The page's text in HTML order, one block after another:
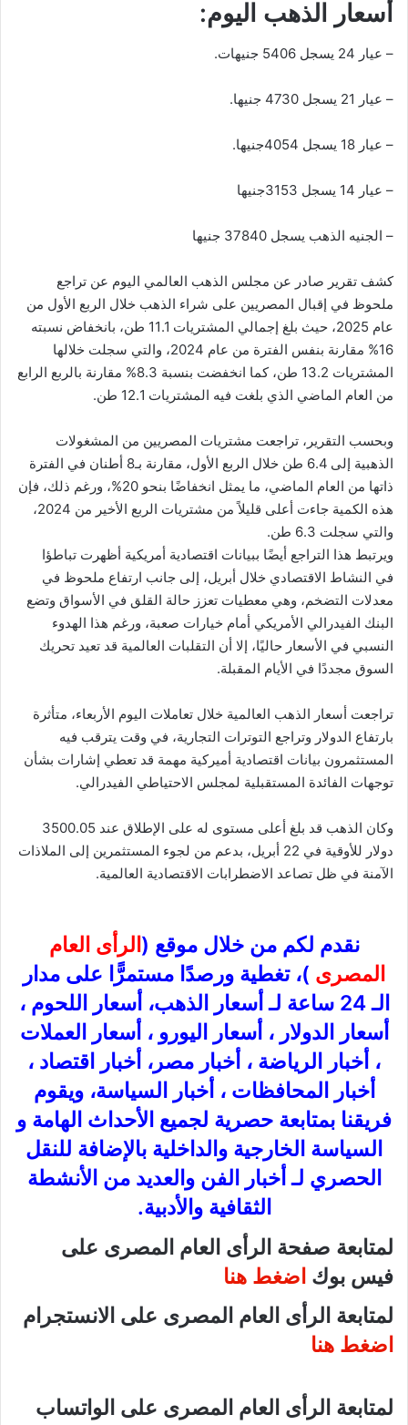
أسعار الذهب اليوم:
– عيار 24 يسجل 5406 جنيهات.
– عيار 21 يسجل 4730 جنيها.
– عيار 18 يسجل 4054جنيها.
– عيار 14 يسجل 3153جنيها
– الجنيه الذهب يسجل 37840 جنيها
كشف تقرير صادر عن مجلس الذهب العالمي اليوم عن تراجع
ملحوظ في إقبال المصريين على شراء الذهب خلال الربع الأول من
عام 2025، حيث بلغ إجمالي المشتريات 11.1 طن، بانخفاض نسبته
16% مقارنة بنفس الفترة من عام 2024، والتي سجلت خلالها
المشتريات 13.2 طن، كما انخفضت بنسبة 8.3% مقارنة بالربع الرابع
من العام الماضي الذي بلغت فيه المشتريات 12.1 طن.
وبحسب التقرير، تراجعت مشتريات المصريين من المشغولات
الذهبية إلى 6.4 طن خلال الربع الأول، مقارنة بـ8 أطنان في الفترة
ذاتها من العام الماضي، ما يمثل انخفاضًا بنحو 20%، ورغم ذلك، فإن
هذه الكمية جاءت أعلى قليلاً من مشتريات الربع الأخير من 2024،
والتي سجلت 6.3 طن.
ويرتبط هذا التراجع أيضًا ببيانات اقتصادية أمريكية أظهرت تباطؤا
في النشاط الاقتصادي خلال أبريل، إلى جانب ارتفاع ملحوظ في
معدلات التضخم، وهي معطيات تعزز حالة القلق في الأسواق وتضع
البنك الفيدرالي الأمريكي أمام خيارات صعبة، ورغم هذا الهدوء
النسبي في الأسعار حاليًا، إلا أن التقلبات العالمية قد تعيد تحريك
السوق مجددًا في الأيام المقبلة.
تراجعت أسعار الذهب العالمية خلال تعاملات اليوم الأربعاء، متأثرة
بارتفاع الدولار وتراجع التوترات التجارية، في وقت يترقب فيه
المستثمرون بيانات اقتصادية أميركية مهمة قد تعطي إشارات بشأن
توجهات الفائدة المستقبلية لمجلس الاحتياطي الفيدرالي.
وكان الذهب قد بلغ أعلى مستوى له على الإطلاق عند 3500.05
دولار للأوقية في 22 أبريل، بدعم من لجوء المستثمرين إلى الملاذات
الآمنة في ظل تصاعد الاضطرابات الاقتصادية العالمية.
نقدم لكم من خلال موقع ( الرأى العام
المصرى )، تغطية ورصدًا مستمرًّا على مدار
الـ 24 ساعة لـ أسعار الذهب، أسعار اللحوم ،
أسعار الدولار ، أسعار اليورو ، أسعار العملات
، أخبار الرياضة ، أخبار مصر، أخبار اقتصاد ،
أخبار المحافظات ، أخبار السياسة، ويقوم
فريقنا بمتابعة حصرية لجميع الأحداث الهامة و
السياسة الخارجية والداخلية بالإضافة للنقل
الحصري لـ أخبار الفن والعديد من الأنشطة
الثقافية والأدبية.
لمتابعة صفحة الرأى العام المصرى على
فيس بوك اضغط هنا
لمتابعة الرأى العام المصرى على الانستجرام
اضغط هنا
لمتابعة الرأى العام المصرى على الواتساب